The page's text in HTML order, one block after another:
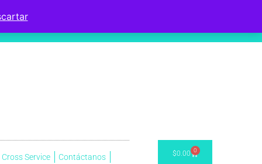
Cross Service Contáctanos $0.00 0